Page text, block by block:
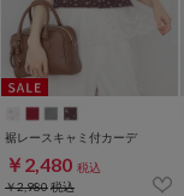
裾レースキャミ付カーデ
￥2,480 税込
￥2,980税込